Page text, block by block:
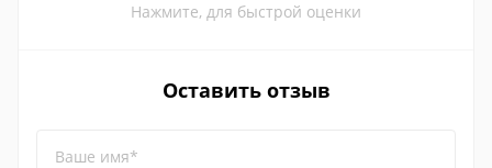
Нажмите, для быстрой оценки
Оставить отзыв
Ваше имя*